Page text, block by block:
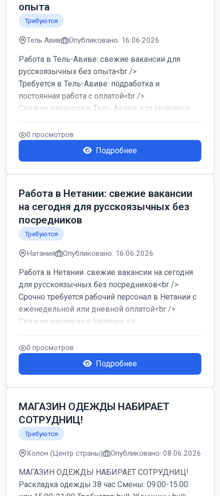
опыта
Требуются
Тель Авив Опубликовано: 16.06.2026
Работа в Тель-Авиве: свежие вакансии для
русскоязычных без опыта<br />
Требуется в Тель-Авиве: подработка и
постоянная работа с оплатой<br />
Свежие вакансии в Тель-Авиве для мужчин и
женщин от хозя...
0 просмотров
Подробнее
Работа в Нетании: свежие вакансии
на сегодня для русскоязычных без
посредников
Требуются
Натания Опубликовано: 16.06.2026
Работа в Нетании: свежие вакансии на сегодня
для русскоязычных без посредников<br />
Срочно требуется рабочий персонал в Нетании с
еженедельной или дневной оплатой<br />
Свежие вакансии в Нетании дл...
0 просмотров
Подробнее
МАГАЗИН ОДЕЖДЫ НАБИРАЕТ
СОТРУДНИЦ!
Требуются
Холон (Центр страны) Опубликовано: 08.06.2026
МАГАЗИН ОДЕЖДЫ НАБИРАЕТ СОТРУДНИЦ!
Раскладка одежды 38 час Смены: 09:00-15:00